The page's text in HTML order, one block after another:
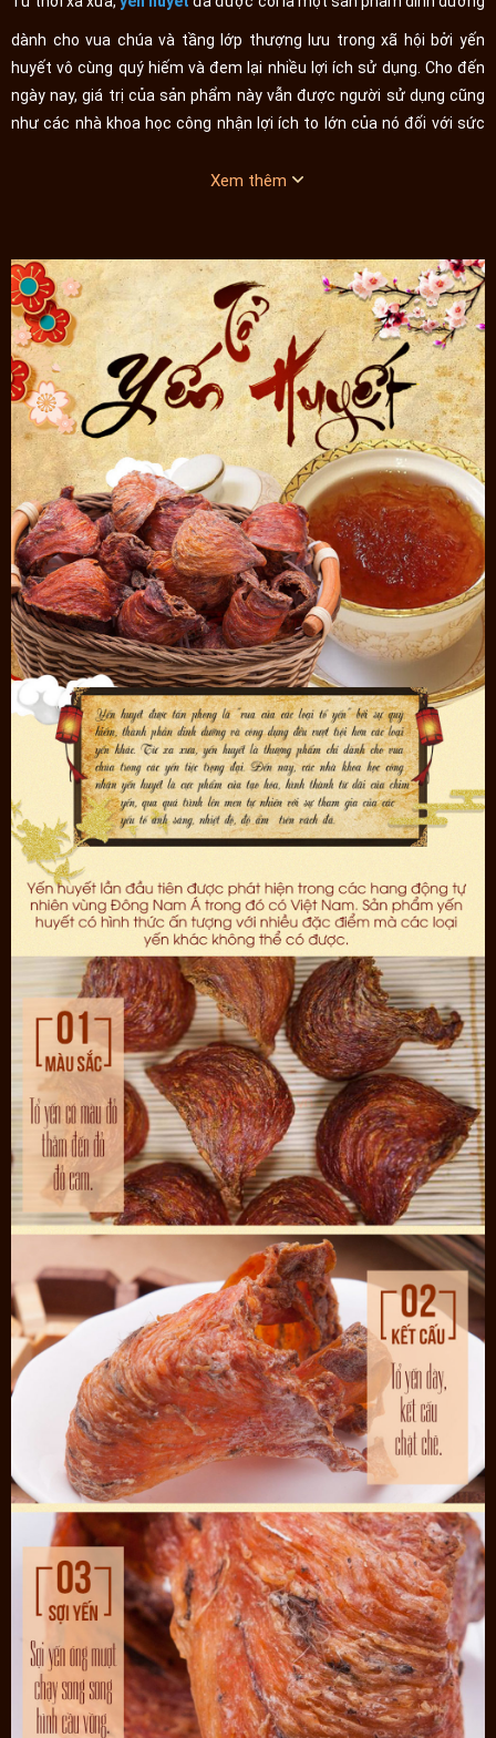
dành cho vua chúa và tầng lớp thượng lưu trong xã hội bởi yến
huyết vô cùng quý hiếm và đem lại nhiều lợi ích sử dụng. Cho đến
ngày nay, giá trị của sản phẩm này vẫn được người sử dụng cũng
như các nhà khoa học công nhận lợi ích to lớn của nó đối với sức
Yến huyết thô thượng hạng loại 100gr/hộp là sản phẩm cao cấp,
tiêu chuẩn dinh dưỡng cũng như chất lượng của một dòng sản
phẩm cao cấp. Đây có thể là món quà dành tặng cho người thân,
cấp trên cũng như gia đình, những người yêu quý,... Chính vì thế mà
sản phẩm được đóng gói bao bì với vẻ ngoài sang trọng, bắt mắt
để phù hợp với đẳng cấp của yến huyết.
Sản phẩm
Yến huyết tinh chế thượng hạng cao cấp
(100g/hộp) Y061là sản phẩm tương tự như sản phẩm
trên nhưng đã được tinh chê, phù hợp với những người
muốn tiết kiệm thời gian chế biến mà vẫn dảm bảo được
về chất lượng sản phẩm.
Yến huyết xuất xứ từ Khánh Hòa, Việt Nam. Theo như các nhà khoa
học cũng như những người đã sử dụng, tuy có nhiều dòng yến khác
nhau có xuất xứ từ nhiều nơi những yến Khánh Hòa là dòng có chất
lượng cao và đem lại giá trị dinh dưỡng rất lớn.
Xem thêm các sản phẩm yến tổ đang được chúng tôi phân phốitại
<<
Lưu ý: Sản phẩm là thực phẩm bổ sung không phải là thuốc, không thay
thế thuốc chữa bệnh.
"Uy Tín Chất Lượng Đặt Lên Hàng Đầu"
Chúng tôi Onplaza.vn luôn đảm bảo cung cấp ra thị trường sản
phẩm Yến sào từ thương hiệu nổi tiếng Yến sào Khánh Hòa, Nhà
Yến Nha Trang, nguồn yến từ Khánh Hòa, Nha Trang nguyên chất,
chất lượng, không bán sản phẩm kém chất lượng, pha trộn, khâu
làm sạch sơ chế hiện đại, kép kín, đảm bảo an toàn vệ sinh thực
phẩm.
Không bán tổ yến không rõ nguồn gốc, xuất xứ, kém chất lượng
Tư vấn:
Onplaza chúng tôi luôn sẵn sàng tư vấn miễn phí qua
điện thoại, facebook, zalo 09.66.60.61.69
Đặt Hàng:
Để đặt hàng nhanh nhất khách hàng có thể liên hệ
ngay:
HỆ THỐNG SHOWROOM
Hà Nội:
CS1: 76 Hai Bà Trưng, Hoàn Kiếm, Hà Nội
(Cách Bệnh Biện K 50m - Cách Tòa Tháp Đôi Hà Nội 60m)
Hotline: 09.66.60.61.69
CS2: 327 Trường Chinh, Ngã Tư Sở, Hà Nội
(Cách Ngã Tư Sở Khoảng 200m)
Hotline: 09.65.69.63.64
Hồ Chí Minh:
CS3: Số 19 – 21 Cách Mạng Tháng 8 – Phường Bến Thành – Quận
1 – TP.HCM
(Cách Ngã Sáu Phù Đổng Thiên Vương 10m – Đối diện sân khấu
Hotline: 09.68.60.61.69
Dưới đây chính là hình ảnh dòng sản phẩm cao cấp, đem đến một
sức khỏe dồi dào:
Xem thêm